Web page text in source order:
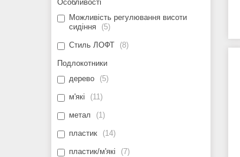
Особливості
Можливість регулювання висоти
сидіння
5
Стиль ЛОФТ 8
Подлокотники
дерево
5
м'які 11
метал 1
пластик 14
пластик/м'які 7